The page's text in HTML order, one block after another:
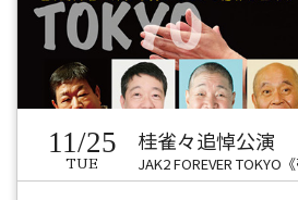
11/25
TUE
桂雀々追悼公演
JAK2 FOREVER TOKYO